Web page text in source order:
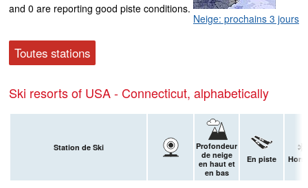
Neige: prochains 3 jours
and 0 are reporting good piste conditions.
Toutes stations
Ski resorts of USA - Connecticut, alphabetically
Station de Ski
Profondeur
de neige
en haut et
en bas
En piste